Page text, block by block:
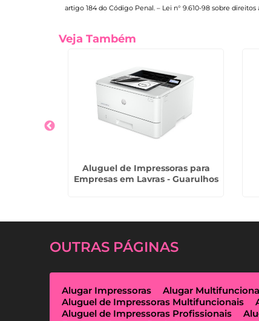
artigo 184 do Código Penal. – Lei n° 9.610-98 sobre direitos
Veja Também
Aluguel de Impressoras para
Empresas em Lavras - Guarulhos
OUTRAS PÁGINAS
Alugar Impressoras Alugar
Aluguel de Impressoras Multifuncionais
Aluguel de Impressoras Profissionais